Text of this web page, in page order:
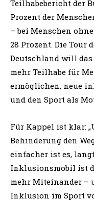
Teilhabebericht der
Prozent der
– bei Menschen
28 Prozent. Die
Deutschland will
mehr Teilhabe für
ermöglichen, neue
und den Sport als
Für Kappel ist klar:
Behinderung den
einfacher ist es,
Inklusionsmobil ist
mehr Miteinander –
Inklusion im Sport